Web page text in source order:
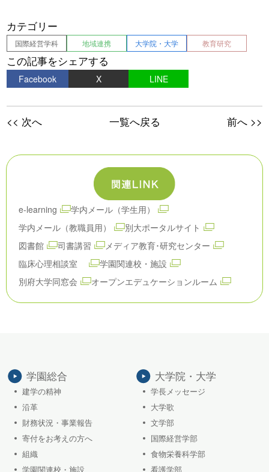
カテゴリー
国際経営学科 地域連携 大学院・大学 教育研究
この記事をシェアする
Facebook X LINE
<< 次へ 一覧へ戻る 前へ >>
e-learning
学内メール（学生用）
学内メール（教職員用）
別大ポータルサイト
図書館
司書講習
メディア教育･研究センター
臨床心理相談室
学園関連校・施設
別府大学同窓会
オープンエデュケーションルーム
学園総合
建学の精神
沿革
財務状況・事業報告
寄付をお考えの方へ
組織
学園関連校・施設
大学院・大学
学長メッセージ
大学歌
文学部
国際経営学部
食物栄養科学部
看護学部